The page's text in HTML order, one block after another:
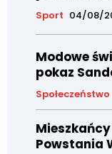
Sport 04/08/
Modowe
pokaz
Społeczeństwo
Powstania